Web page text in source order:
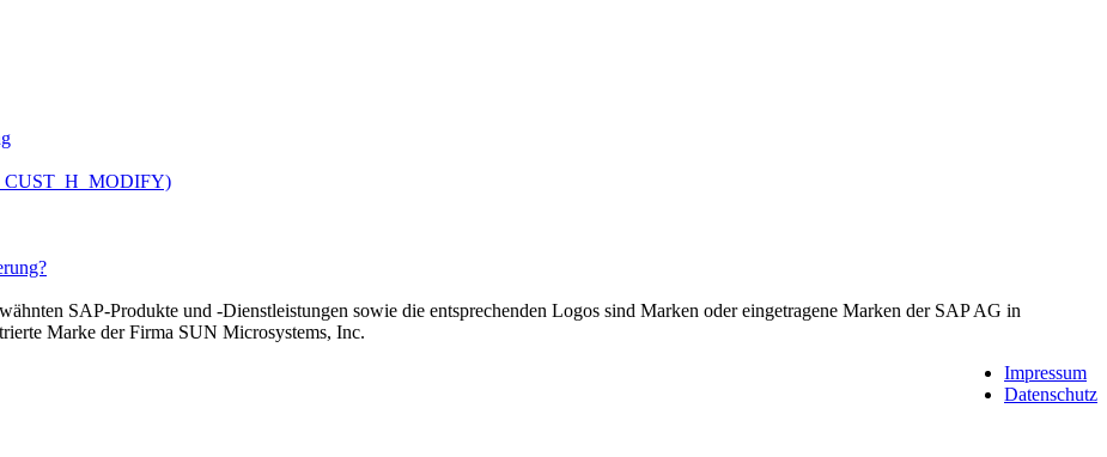
SAP-Produkte und -Dienstleistungen sowie die entsprechenden Logos sind Marken oder eingetragene Marken der SAP AG in
Marke der Firma SUN Microsystems, Inc.
Impressum
Datenschutz